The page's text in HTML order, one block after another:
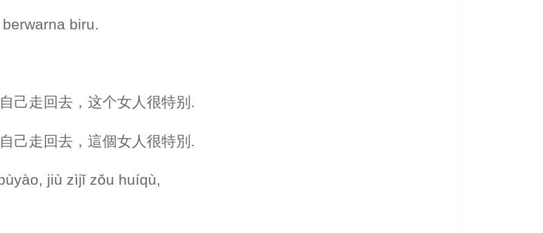
biru.
己走回去，这个女人很特别.
己走回去，這個女人很特別.
jiù zìjǐ zǒu huíqù,